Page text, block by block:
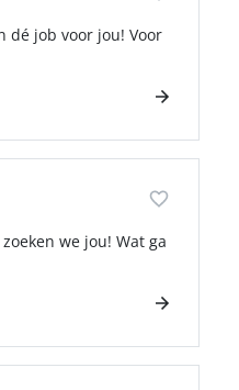
dé job voor jou! Voor
we jou! Wat ga